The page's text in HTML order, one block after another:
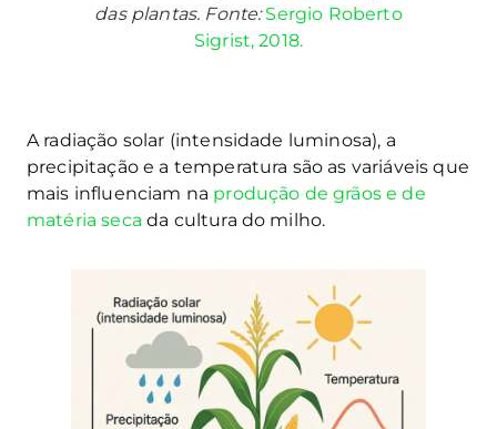
das plantas. Fonte:Sergio Roberto
Sigrist, 2018.
A radiação solar (intensidade luminosa), a
precipitação e a temperatura são as variáveis que
mais influenciam na produção de grãos e de
matéria seca da cultura do milho.